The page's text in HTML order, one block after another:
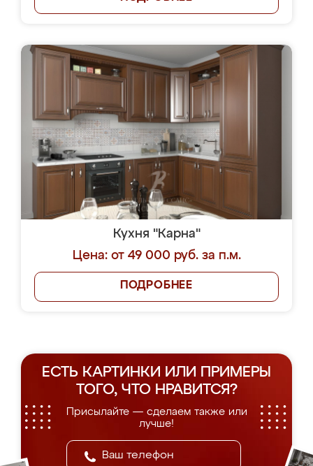
Кухня "Карна"
Цена: от 49 000 руб. за п.м.
ПОДРОБНЕЕ
ЕСТЬ КАРТИНКИ ИЛИ ПРИМЕРЫ
ТОГО, ЧТО НРАВИТСЯ?
Присылайте — сделаем также или
лучше!